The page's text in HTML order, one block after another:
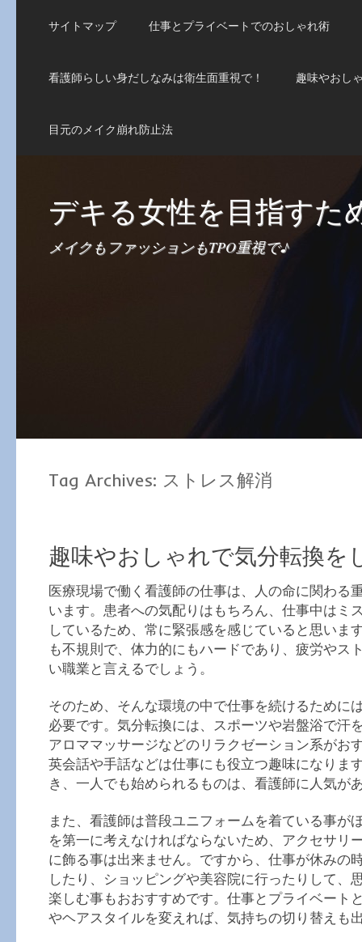
サイトマップ 仕事とプライベートでのおしゃれ術
看護師らしい身だしなみは衛生面重視で！ 趣味やおし
目元のメイク崩れ防止法
デキる女性を目指すた
メイクもファッションもTPO重視で♪
Tag Archives: ストレス解消
趣味やおしゃれで気分転換を
医療現場で働く看護師の仕事は、人の命に関わる
います。患者への気配りはもちろん、仕事中はミ
しているため、常に緊張感を感じていると思いま
も不規則で、体力的にもハードであり、疲労やス
い職業と言えるでしょう。
そのため、そんな環境の中で仕事を続けるために
必要です。気分転換には、スポーツや岩盤浴で汗
アロママッサージなどのリラクゼーション系がお
英会話や手話などは仕事にも役立つ趣味になりま
き、一人でも始められるものは、看護師に人気が
また、看護師は普段ユニフォームを着ている事が
を第一に考えなければならないため、アクセサリ
に飾る事は出来ません。ですから、仕事が休みの
したり、ショッピングや美容院に行ったりして、
楽しむ事もおおすすめです。仕事とプライベート
やヘアスタイルを変えれば、気持ちの切り替えも